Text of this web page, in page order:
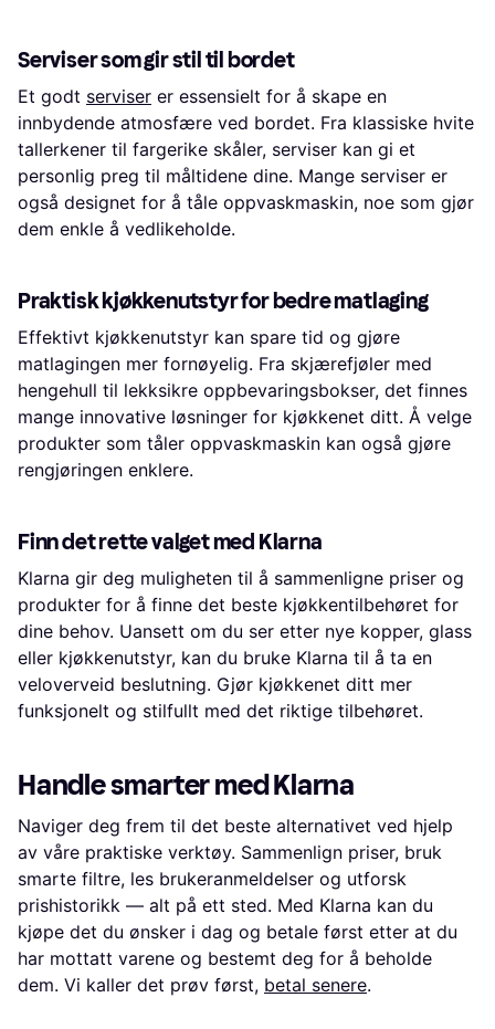
Serviser som gir stil til bordet
Et godt serviser er essensielt for å skape en
innbydende atmosfære ved bordet. Fra klassiske hvite
tallerkener til fargerike skåler, serviser kan gi et
personlig preg til måltidene dine. Mange serviser er
også designet for å tåle oppvaskmaskin, noe som gjør
dem enkle å vedlikeholde.
Praktisk kjøkkenutstyr for bedre matlaging
Effektivt kjøkkenutstyr kan spare tid og gjøre
matlagingen mer fornøyelig. Fra skjærefjøler med
hengehull til lekksikre oppbevaringsbokser, det finnes
mange innovative løsninger for kjøkkenet ditt. Å velge
produkter som tåler oppvaskmaskin kan også gjøre
rengjøringen enklere.
Finn det rette valget med Klarna
Klarna gir deg muligheten til å sammenligne priser og
produkter for å finne det beste kjøkkentilbehøret for
dine behov. Uansett om du ser etter nye kopper, glass
eller kjøkkenutstyr, kan du bruke Klarna til å ta en
veloverveid beslutning. Gjør kjøkkenet ditt mer
funksjonelt og stilfullt med det riktige tilbehøret.
Handle smarter med Klarna
Naviger deg frem til det beste alternativet ved hjelp
av våre praktiske verktøy. Sammenlign priser, bruk
smarte filtre, les brukeranmeldelser og utforsk
prishistorikk — alt på ett sted. Med Klarna kan du
kjøpe det du ønsker i dag og betale først etter at du
har mottatt varene og bestemt deg for å beholde
dem. Vi kaller det prøv først, betal senere.